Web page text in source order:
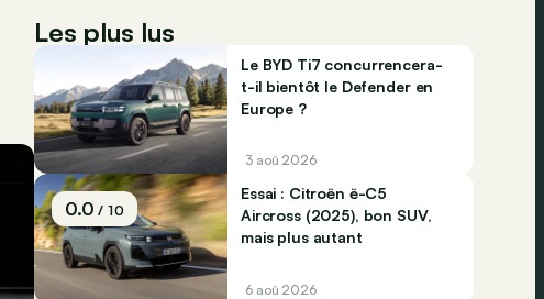
Les plus lus
Le BYD Ti7 concurrencera-
t-il bientôt le Defender en
Europe ?
3 aoû 2026
0.0/ 10
Essai : Citroën ë-C5
Aircross (2025), bon SUV,
mais plus autant
6 aoû 2026